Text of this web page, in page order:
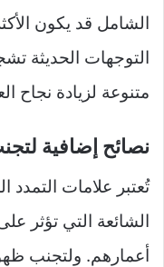
الشامل قد يكون
التوجهات الحديثة
متنوعة لزيادة نجاح
نصائح إضافية
تُعتبر علامات التمدد
الشائعة التي تؤثر
أعمارهم. ولتجنب